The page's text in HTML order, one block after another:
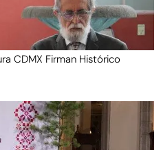
CDMX Firman Histórico